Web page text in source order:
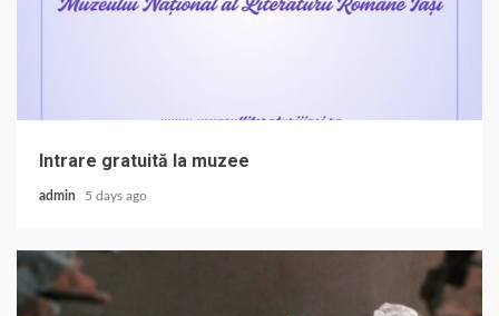
Intrare gratuită la muzee
admin 5 days ago